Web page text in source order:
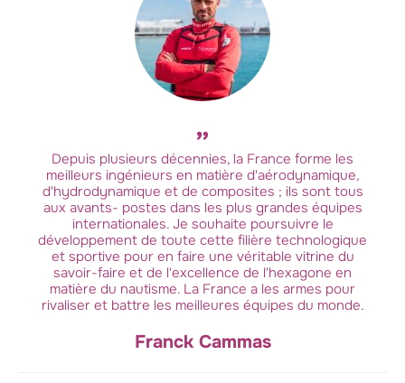
Depuis plusieurs décennies, la France forme les
meilleurs ingénieurs en matière d'aérodynamique,
d'hydrodynamique et de composites ; ils sont tous
aux avants- postes dans les plus grandes équipes
internationales. Je souhaite poursuivre le
développement de toute cette filière technologique
et sportive pour en faire une véritable vitrine du
savoir-faire et de l'excellence de l'hexagone en
matière du nautisme. La France a les armes pour
rivaliser et battre les meilleures équipes du monde.
Franck Cammas